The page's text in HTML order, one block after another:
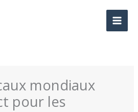
mondiaux
pour les